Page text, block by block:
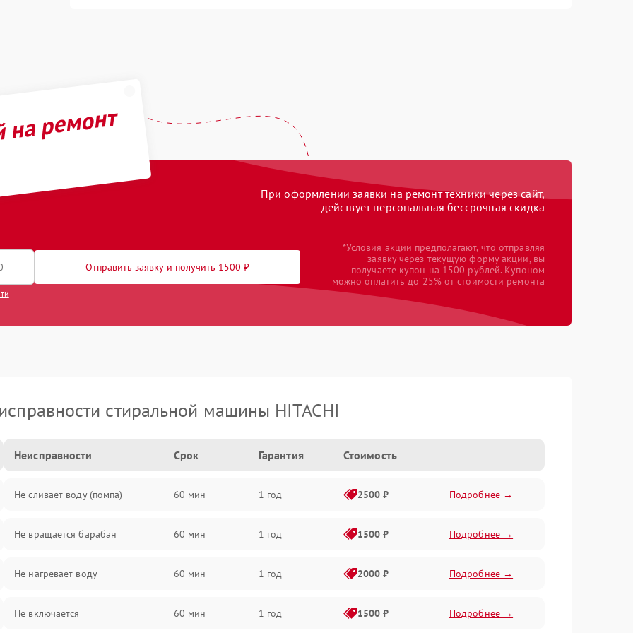
ремонт
При оформлении заявки на ремонт техники через сайт,
действует персональная бессрочная скидка
Отправить заявку и получить 1500 ₽
*Условия акции предполагают, что отправляя
заявку через текущую форму акции, вы
получаете купон на 1500 рублей. Купоном
можно оплатить до 25% от стоимости ремонта
стиральной машины HITACHI
Неисправности Срок Гарантия Стоимость
Не сливает воду (помпа) 60 мин 1 год 2500 ₽ Подробнее →
Не вращается барабан 60 мин 1 год 1500 ₽ Подробнее →
Не нагревает воду 60 мин 1 год 2000 ₽ Подробнее →
Не включается 60 мин 1 год 1500 ₽ Подробнее →